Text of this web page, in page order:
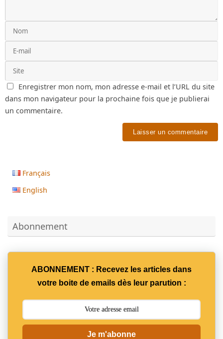
Enregistrer mon nom, mon adresse e-mail et l’URL du site
dans mon navigateur pour la prochaine fois que je publierai
un commentaire.
Français
English
Abonnement
ABONNEMENT : Recevez les articles dans
votre boite de emails dès leur parution :
Je m'abonne